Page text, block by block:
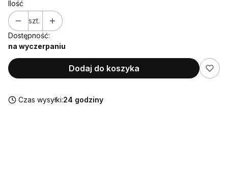
Ilość
szt.
Dostępność:
na wyczerpaniu
Dodaj do koszyka
Czas wysyłki:24 godziny